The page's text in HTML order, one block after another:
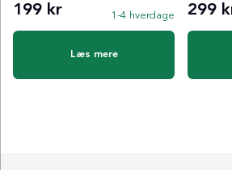
199 kr 1-4 hverdage
Læs mere
299